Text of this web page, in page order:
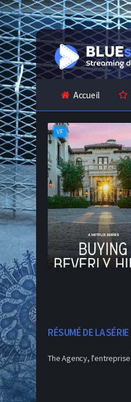
Accueil
VF
RÉSUMÉ DE LA SÉRIE
The Agency,